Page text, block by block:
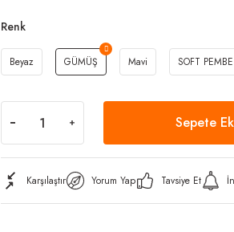
Renk
Beyaz GÜMÜŞ Mavi SOFT PEMBE
Sepete
Karşılaştır Yorum Yap Tavsiye Et